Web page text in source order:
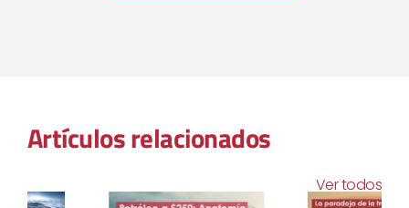
Artículos relacionados
Ver todos